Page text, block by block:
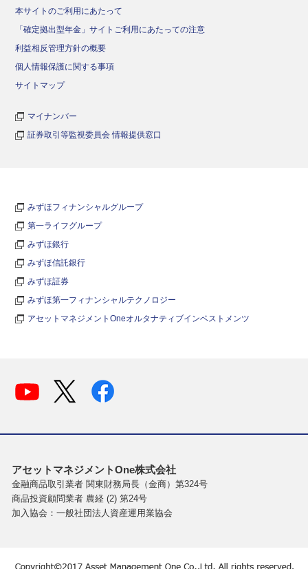
本サイトのご利用にあたって
「確定拠出型年金」サイトご利用にあたっての注意
利益相反管理方針の概要
個人情報保護に関する事項
サイトマップ
マイナンバー
証券取引等監視委員会 情報提供窓口
みずほフィナンシャルグループ
第一ライフグループ
みずほ銀行
みずほ信託銀行
みずほ証券
みずほ第一フィナンシャルテクノロジー
アセットマネジメントOneオルタナティブインベストメンツ
アセットマネジメントOne株式会社
金融商品取引業者 関東財務局長（金商）第324号
商品投資顧問業者 農経 (2) 第24号
加入協会：一般社団法人資産運用業協会